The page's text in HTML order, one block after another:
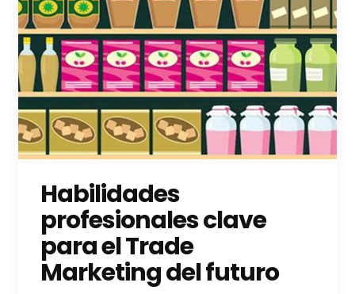
Habilidades
profesionales clave
para el Trade
Marketing del futuro